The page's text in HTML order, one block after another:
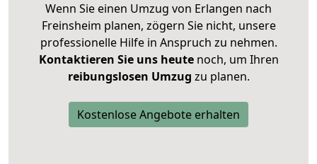
Wenn Sie einen Umzug von Erlangen nach
Freinsheim planen, zögern Sie nicht, unsere
professionelle Hilfe in Anspruch zu nehmen.
Kontaktieren Sie uns heutenoch, um Ihren
reibungslosen Umzug zu planen.
Kostenlose Angebote erhalten